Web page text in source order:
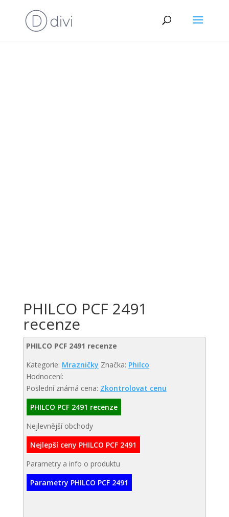
PHILCO PCF 2491
recenze
PHILCO PCF 2491 recenze
Kategorie: Mrazničky Značka: Philco
Hodnocení:
Poslední známá cena: Zkontrolovat cenu
PHILCO PCF 2491 recenze
Nejlevnější obchody
Nejlepší ceny PHILCO PCF 2491
Parametry a info o produktu
Parametry PHILCO PCF 2491